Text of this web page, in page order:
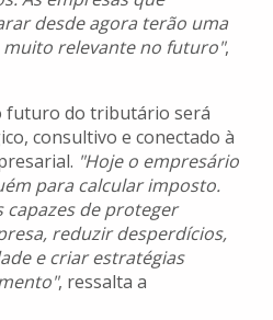
desde agora terão uma
relevante no futuro",
futuro do tributário será
consultivo e conectado à
"Hoje o empresário
para calcular imposto.
capazes de proteger
reduzir desperdícios,
e criar estratégias
, ressalta a